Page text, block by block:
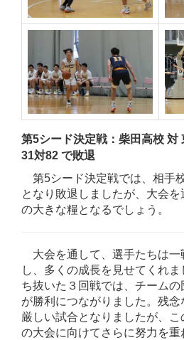
第5シード決定戦：柴田高校
31対82 で敗退
第5シード決定戦では、相手
となり敗退しましたが、大会
の大きな糧となるでしょう。
大会を通して、選手たちは一
し、多くの成長を見せてくれ
ち抜いた３回戦では、チーム
が勝利につながりました。残
厳しい試合となりましたが、
の大会に向けてさらに努力を重